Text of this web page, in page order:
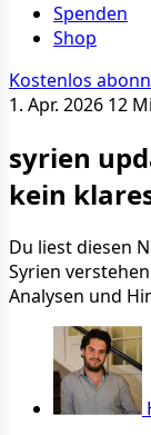
Spenden
Shop
Kostenlos
1. Apr. 2026 12
syrien
kein
Du liest diesen
Syrien
Analysen und